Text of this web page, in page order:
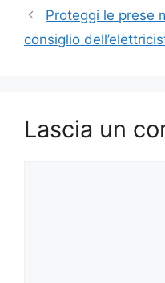
Proteggi le prese
consiglio
Lascia un